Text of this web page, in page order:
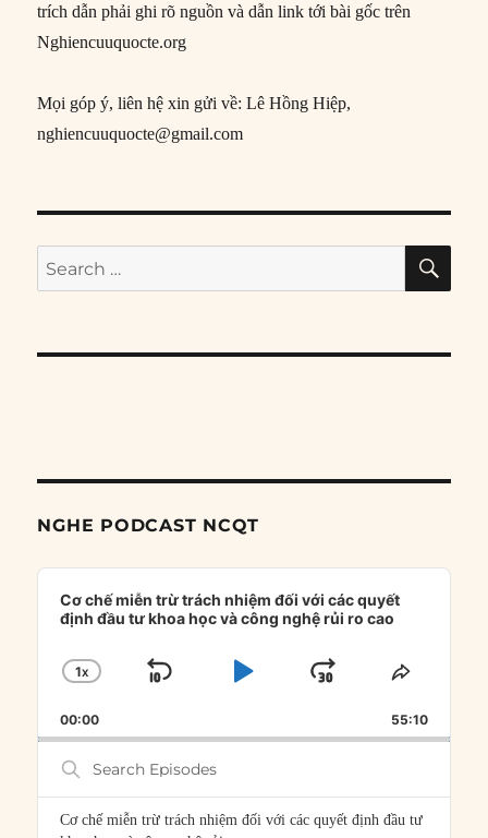
trích dẫn phải ghi rõ nguồn và dẫn link tới bài gốc trên
Nghiencuuquocte.org
Mọi góp ý, liên hệ xin gửi về: Lê Hồng Hiệp,
nghiencuuquocte@gmail.com
Search
for:
NGHE PODCAST NCQT
Audio
Player
Cơ chế miễn trừ trách nhiệm đối với các quyết
định đầu tư khoa học và công nghệ rủi ro cao
CHANGE
RATE
1X
SKIP
PLAYJUMP
FORWARD
SHARE
00:00 55:10
Search
Episodes
Cơ chế miễn trừ trách nhiệm đối với các quyết định đầu tư